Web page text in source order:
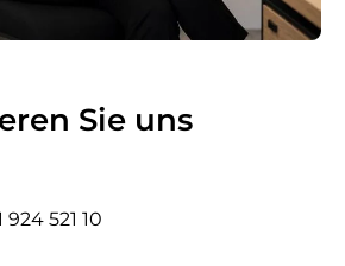
Sie uns
924 521 10